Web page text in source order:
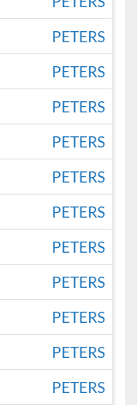
PETERS
PETERS
PETERS
PETERS
PETERS
PETERS
PETERS
PETERS
PETERS
PETERS
PETERS